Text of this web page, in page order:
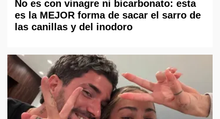
No es con vinagre ni bicarbonato: esta
es la MEJOR forma de sacar el sarro de
las canillas y del inodoro